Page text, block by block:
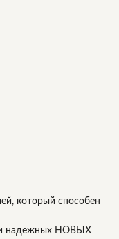
который способен
надежных НОВЫХ